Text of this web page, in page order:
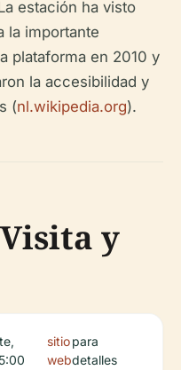
estación ha visto
la importante
plataforma en 2010 y
la accesibilidad y
(nl.wikipedia.org).
y
sitio
web
para
detalles